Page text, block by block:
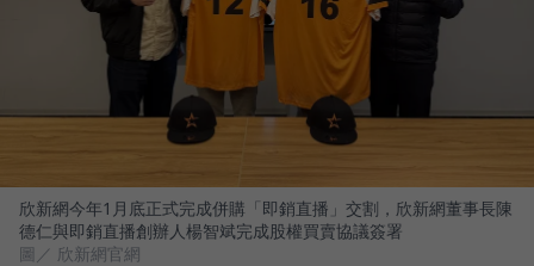
欣新網今年1月底正式完成併購「即銷直播」交割，欣新網董事長陳
德仁與即銷直播創辦人楊智斌完成股權買賣協議簽署
圖／ 欣新網官網